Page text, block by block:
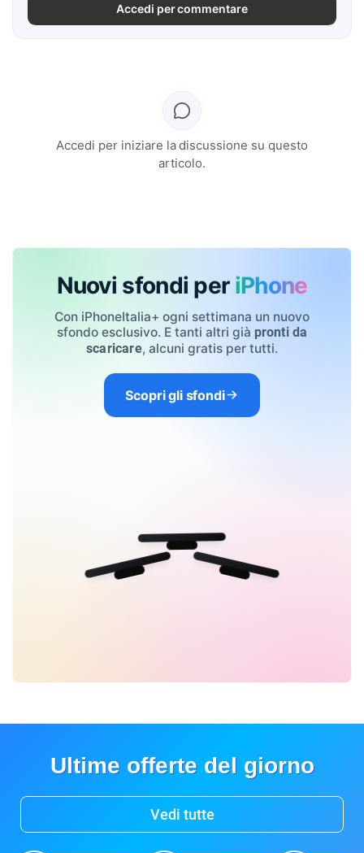
Accedi per commentare
Accedi per iniziare la discussione su questo
articolo.
Nuovi sfondi per iPhone
Con iPhoneItalia+ ogni settimana un nuovo
sfondo esclusivo. E tanti altri già pronti da
scaricare, alcuni gratis per tutti.
Scopri gli sfondi
Ultime offerte del giorno
Vedi tutte